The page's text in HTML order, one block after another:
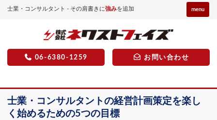
士業・コンサルタント - その肩書きに強みを追加 menu
06-6380-1259 お問い合わせ
士業・コンサルタントの経営計画策定を楽し
く始めるための5つの目標